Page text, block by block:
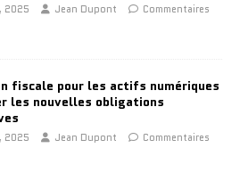
2025 Jean Dupont
Commentaires
fiscale pour les actifs numériques
les nouvelles obligations
2025 Jean Dupont
Commentaires